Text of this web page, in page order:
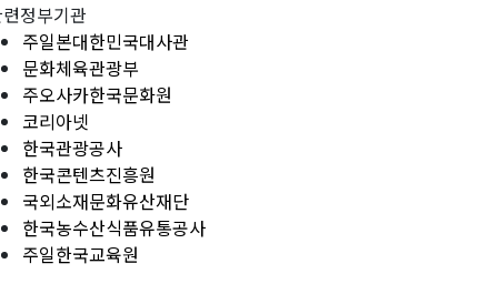
정부기관
주일본대한민국대사관
문화체육관광부
주오사카한국문화원
코리아넷
한국관광공사
한국콘텐츠진흥원
국외소재문화유산재단
한국농수산식품유통공사
주일한국교육원